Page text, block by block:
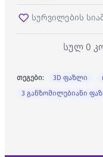
სულ 0
სურვილების
თეგები: 3D ფაზლი
3 განზომილებიანი